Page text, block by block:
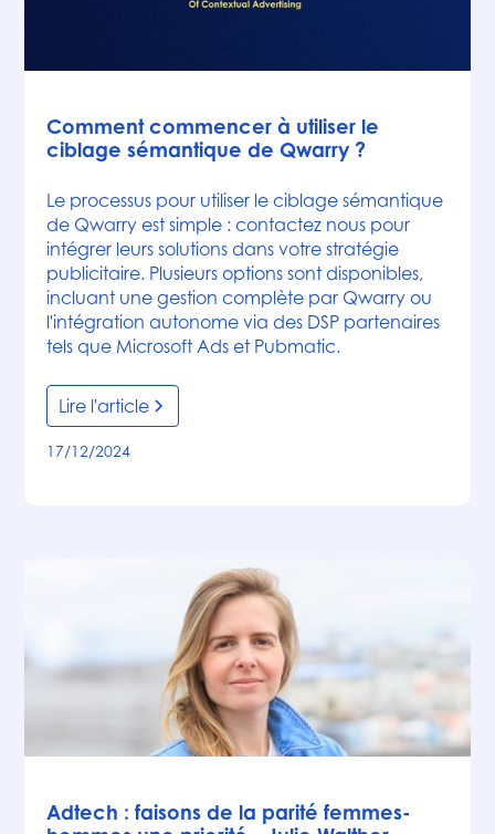
Comment commencer à utiliser le
ciblage sémantique de Qwarry ?
Le processus pour utiliser le ciblage sémantique
de Qwarry est simple : contactez nous pour
intégrer leurs solutions dans votre stratégie
publicitaire. Plusieurs options sont disponibles,
incluant une gestion complète par Qwarry ou
l'intégration autonome via des DSP partenaires
tels que Microsoft Ads et Pubmatic.
Lire l'article
17/12/2024
Adtech : faisons de la parité femmes-